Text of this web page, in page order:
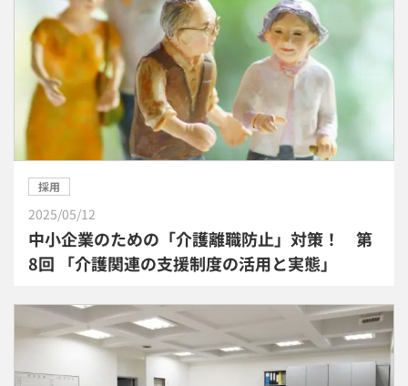
採用
2025/05/12
中小企業のための「介護離職防止」対策！ 第
8回 「介護関連の支援制度の活用と実態」